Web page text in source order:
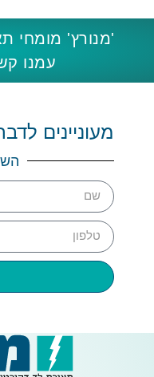
עמנו
מעוניינים